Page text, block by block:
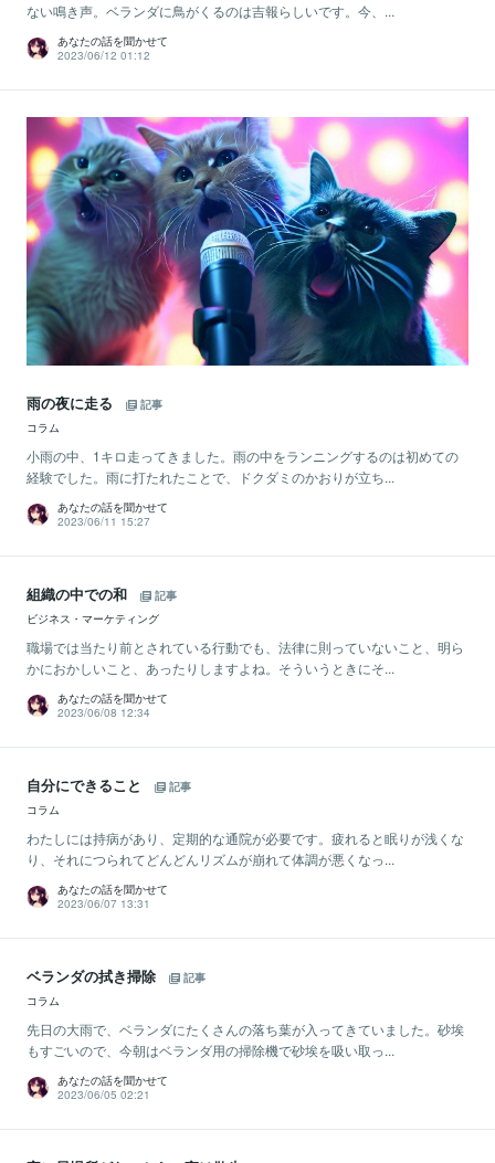
ない鳴き声。ベランダに鳥がくるのは吉報らしいです。今、...
あなたの話を聞かせて
2023/06/12 01:12
雨の夜に走る
記事
コラム
小雨の中、1キロ走ってきました。雨の中をランニングするのは初めての
経験でした。雨に打たれたことで、ドクダミのかおりが立ち...
あなたの話を聞かせて
2023/06/11 15:27
組織の中での和
記事
ビジネス・マーケティング
職場では当たり前とされている行動でも、法律に則っていないこと、明ら
かにおかしいこと、あったりしますよね。そういうときにそ...
あなたの話を聞かせて
2023/06/08 12:34
自分にできること
記事
コラム
わたしには持病があり、定期的な通院が必要です。疲れると眠りが浅くな
り、それにつられてどんどんリズムが崩れて体調が悪くなっ...
あなたの話を聞かせて
2023/06/07 13:31
ベランダの拭き掃除
記事
コラム
先日の大雨で、ベランダにたくさんの落ち葉が入ってきていました。砂埃
もすごいので、今朝はベランダ用の掃除機で砂埃を吸い取っ...
あなたの話を聞かせて
2023/06/05 02:21